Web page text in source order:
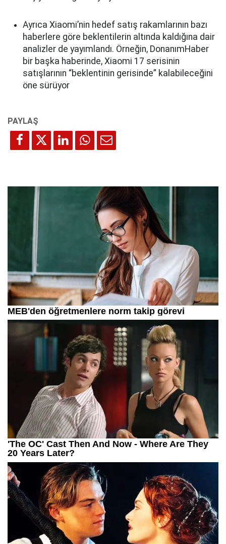
Ayrıca Xiaomi’nin hedef satış rakamlarının bazı
haberlere göre beklentilerin altında kaldığına dair
analizler de yayımlandı. Örneğin, DonanımHaber
bir başka haberinde, Xiaomi 17 serisinin
satışlarının “beklentinin gerisinde” kalabileceğini
öne sürüyor